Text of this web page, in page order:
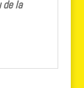
de la